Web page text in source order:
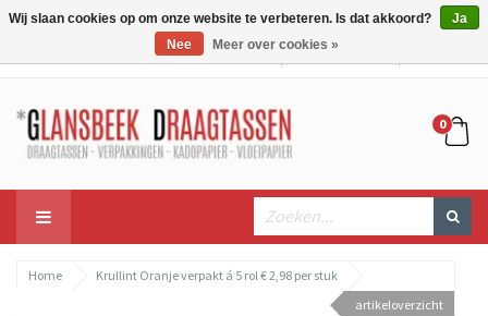
0
Home
Krullint Oranje verpakt á 5 rol € 2,98 per stuk
artikeloverzicht
Wij slaan cookies op om onze website te verbeteren. Is dat akkoord?
Ja
Nee
Meer over cookies »